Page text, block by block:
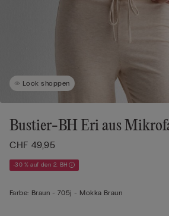
Look shoppen
Bustier-BH Eri aus
CHF 49,95
-30 % auf den 2. BH
Farbe: Braun - 705j - Mokka Braun